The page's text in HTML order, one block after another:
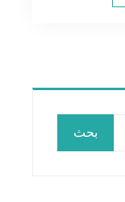
بحث